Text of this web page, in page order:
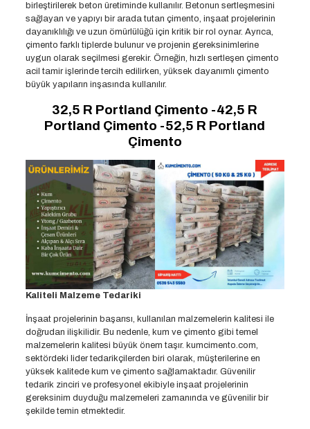
birleştirilerek beton üretiminde kullanılır. Betonun sertleşmesini
sağlayan ve yapıyı bir arada tutan çimento, inşaat projelerinin
dayanıklılığı ve uzun ömürlülüğü için kritik bir rol oynar. Ayrıca,
çimento farklı tiplerde bulunur ve projenin gereksinimlerine
uygun olarak seçilmesi gerekir. Örneğin, hızlı sertleşen çimento
acil tamir işlerinde tercih edilirken, yüksek dayanımlı çimento
büyük yapıların inşasında kullanılır.
32,5 R Portland Çimento -42,5 R
Portland Çimento -52,5 R Portland
Çimento
Kaliteli Malzeme Tedariki
İnşaat projelerinin başarısı, kullanılan malzemelerin kalitesi ile
doğrudan ilişkilidir. Bu nedenle, kum ve çimento gibi temel
malzemelerin kalitesi büyük önem taşır. kumcimento.com,
sektördeki lider tedarikçilerden biri olarak, müşterilerine en
yüksek kalitede kum ve çimento sağlamaktadır. Güvenilir
tedarik zinciri ve profesyonel ekibiyle inşaat projelerinin
gereksinim duyduğu malzemeleri zamanında ve güvenilir bir
şekilde temin etmektedir.